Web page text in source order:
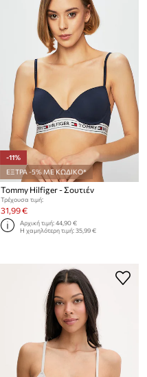
-11%
ΕΞΤΡΑ -5% ΜΕ ΚΩΔΙΚΟ*
Tommy Hilfiger - Σουτιέν
Τρέχουσα τιμή:
31,99 €
Αρχική τιμή:44,90 €
Η χαμηλότερη τιμή:35,99 €